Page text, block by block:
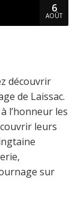
6
AOÛT
découvrir
de Laissac.
l’honneur les
leurs
sur